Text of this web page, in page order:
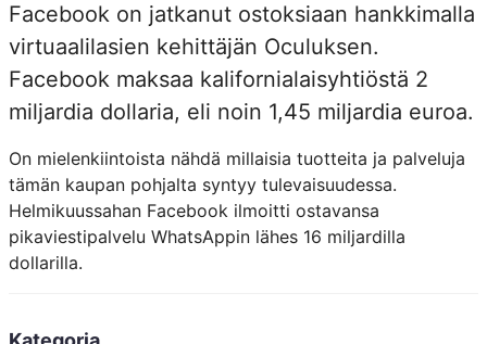
Facebook on jatkanut ostoksiaan hankkimalla
virtuaalilasien kehittäjän Oculuksen.
Facebook maksaa kalifornialaisyhtiöstä 2
miljardia dollaria, eli noin 1,45 miljardia euroa.
On mielenkiintoista nähdä millaisia tuotteita ja palveluja
tämän kaupan pohjalta syntyy tulevaisuudessa.
Helmikuussahan Facebook ilmoitti ostavansa
pikaviestipalvelu WhatsAppin lähes 16 miljardilla
dollarilla.